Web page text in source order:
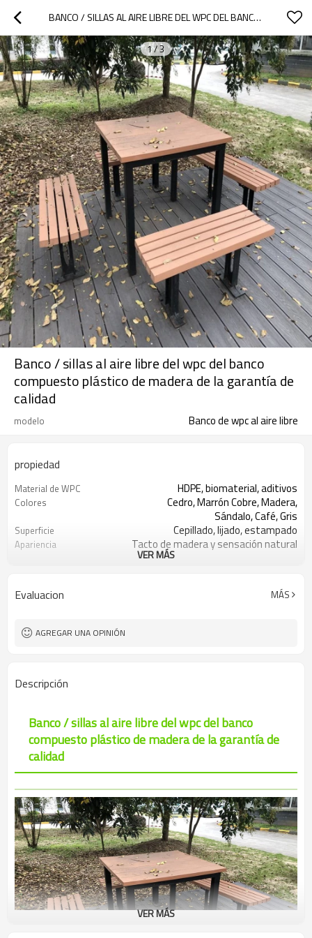
BANCO / SILLAS AL AIRE LIBRE DEL WPC DEL BANCO COMPUESTO PLÁSTICO DE MADERA DE LA GARANTÍA DE CALIDAD
1/3
Banco / sillas al aire libre del wpc del banco
compuesto plástico de madera de la garantía de
calidad
modelo Banco de wpc al aire libre
propiedad
Material de WPC HDPE, biomaterial, aditivos
Colores
Cedro, Marrón Cobre, Madera,
Sándalo, Café, Gris
Superficie Cepillado, lijado, estampado
Apariencia Tacto de madera y sensación natural
balcón, etc.
VER MÁS
Evaluacion MÁS
AGREGAR UNA OPINIÓN
Descripción
Banco / sillas al aire libre del wpc del banco
compuesto plástico de madera de la garantía de
calidad
VER MÁS